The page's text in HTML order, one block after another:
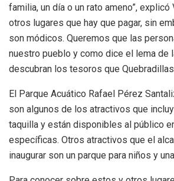
familia, un día o un rato ameno”, explicó
otros lugares que hay que pagar, sin
son módicos. Queremos que las
nuestro pueblo y como dice el lema de
descubran los tesoros que
El Parque Acuático Rafael Pérez
son algunos de los atractivos que
taquilla y están disponibles al público
específicas. Otros atractivos que el
inaugurar son un parque para niños y